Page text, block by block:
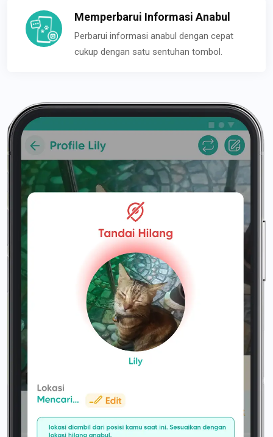
Memperbarui Informasi Anabul
Perbarui informasi anabul dengan cepat
cukup dengan satu sentuhan tombol.